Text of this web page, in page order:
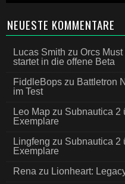
NEUESTE KOMMENTARE
Lucas Smith zu Orcs
startet in die offene Beta
FiddleBops zu Battletron
im Test
Leo Map zu Subnautica 2
Exemplare
Lingfeng zu Subnautica 2
Exemplare
Rena zu Lionheart: